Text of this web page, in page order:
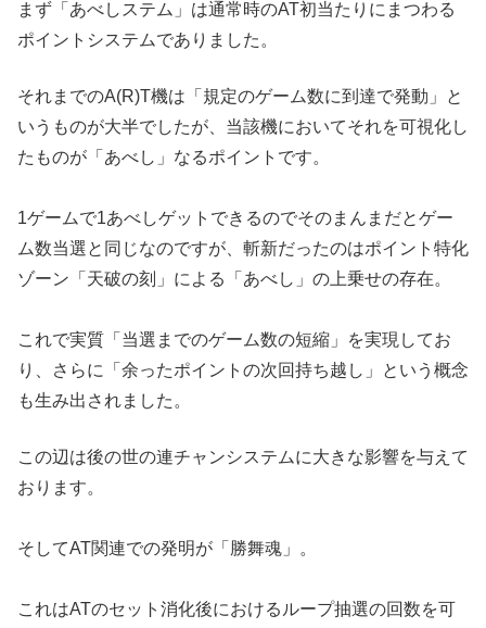
まず「あべしステム」は通常時のAT初当たりにまつわる
ポイント システムでありました。
それまでのA(R)T機は「 規定のゲーム数に到達で発動」と
いうものが大半でしたが、当該機においてそれを可視化し
たものが「あべし」なるポイントです。
1ゲームで1あべしゲットできるのでそのまんまだとゲー
ム数当選と同じなのですが、斬新だったのはポイント特化
ゾーン「天破の刻 」による「あべし」の上乗せの存在。
これで実質「当選までのゲーム数の短縮」を実現してお
り、さらに
「余ったポイントの次回持ち越し」という概念
も生み出されました 。
この辺は後の世の連チャンシステムに大きな影響を与えて
おりま す。
そしてAT関連での発明が「勝舞魂」。
これはATのセット消化後におけるループ抽選の回数を可